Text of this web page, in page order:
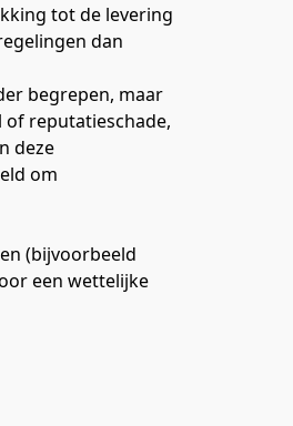
tot de levering
dan
begrepen, maar
reputatieschade,
deze
om
(bijvoorbeeld
een wettelijke